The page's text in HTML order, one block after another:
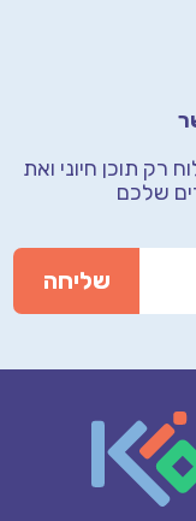
רק תוכן חיוני ואת
שלכם